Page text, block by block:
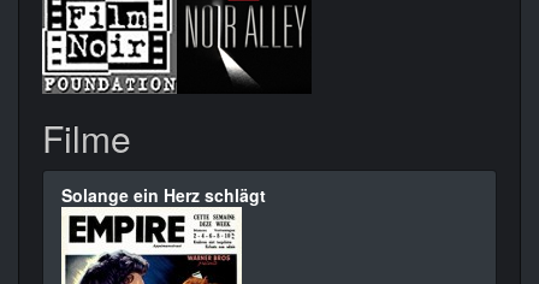
Filme
Solange ein Herz schlägt